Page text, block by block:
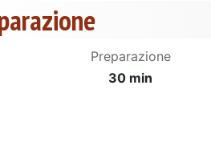
Preparazione
30 min